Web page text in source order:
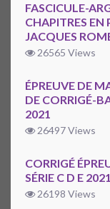
FASCICULE-
CHAPITRES
JACQUES
26565 Views
ÉPREUVE DE
DE CORRIGÉ-
2021
26497 Views
CORRIGÉ
SÉRIE C D E 2021
26198 Views